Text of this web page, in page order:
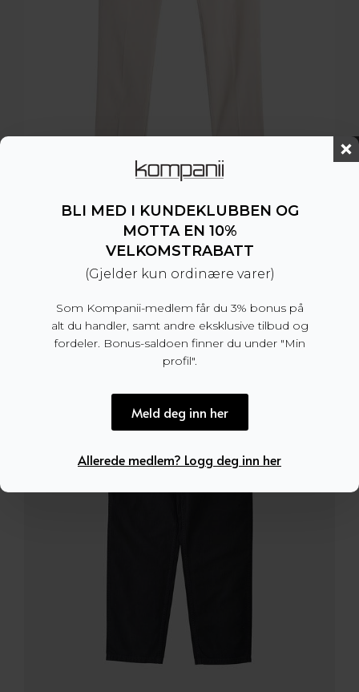
Vent Pant Moonbeam
BLI MED I KUNDEKLUBBEN OG
MOTTA EN 10%
VELKOMSTRABATT
(Gjelder kun ordinære varer)
Som Kompanii-medlem får du 3% bonus på
alt du handler, samt andre eksklusive tilbud og
fordeler. Bonus-saldoen finner du under "Min
profil".
Meld deg inn her
Allerede medlem? Logg deg inn her